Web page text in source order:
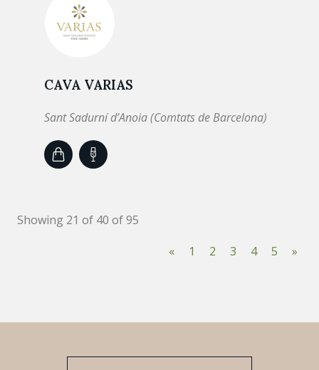
CAVA VARIAS
Sant Sadurní d’Anoia (Comtats de Barcelona)
Showing 21 of 40 of 95
«
1 2 3 4 5 »